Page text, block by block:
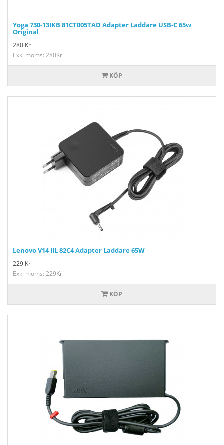
Yoga 730-13IKB 81CT005TAD Adapter Laddare USB-C 65w
Original
280 Kr
Exkl moms: 280Kr
KÖP
Lenovo V14 IIL 82C4 Adapter Laddare 65W
229 Kr
Exkl moms: 229Kr
KÖP